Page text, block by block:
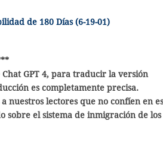
de 180 Días (6-19-01)
GPT 4, para traducir la versión
es completamente precisa.
nuestros lectores que no confíen en
sobre el sistema de inmigración de los